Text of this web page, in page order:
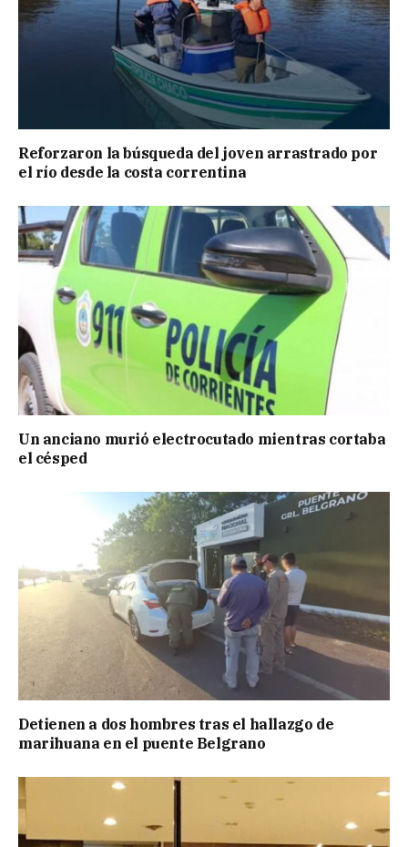
Reforzaron la búsqueda del joven arrastrado por
el río desde la costa correntina
Un anciano murió electrocutado mientras cortaba
el césped
Detienen a dos hombres tras el hallazgo de
marihuana en el puente Belgrano